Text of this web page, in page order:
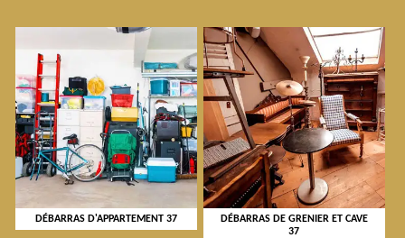
DÉBARRAS D'APPARTEMENT 37
DÉBARRAS DE GRENIER ET CAVE
37